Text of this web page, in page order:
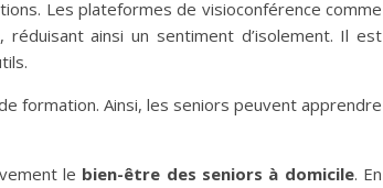
Les plateformes de visioconférence comme
ainsi un sentiment d’isolement. Il est
formation. Ainsi, les seniors peuvent apprendre
le bien-être des seniors à domicile. En